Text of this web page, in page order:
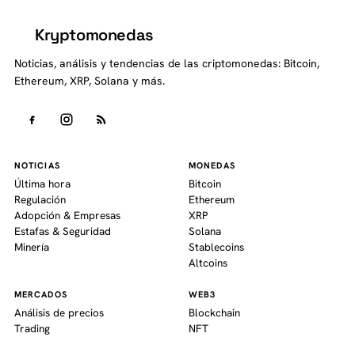
Kryptomonedas
Noticias, análisis y tendencias de las criptomonedas: Bitcoin,
Ethereum, XRP, Solana y más.
NOTICIAS
Última hora
Regulación
Adopción & Empresas
Estafas & Seguridad
Minería
MONEDAS
Bitcoin
Ethereum
XRP
Solana
Stablecoins
Altcoins
MERCADOS
Análisis de precios
Trading
WEB3
Blockchain
NFT